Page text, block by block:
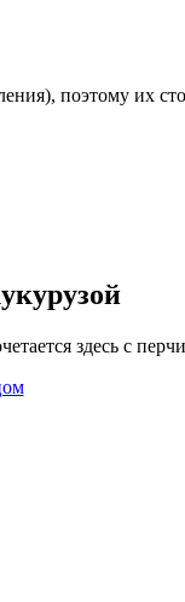
поэтому их
здесь с